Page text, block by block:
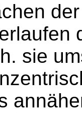
sie